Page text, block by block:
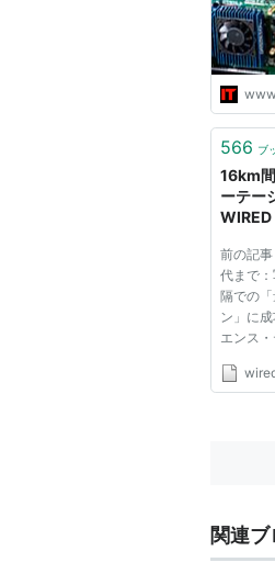
566 ブ
16km
ーテー
前の記
代まで
隔での
ン」に
エンス
ト： ト
サイエン
関連ブ